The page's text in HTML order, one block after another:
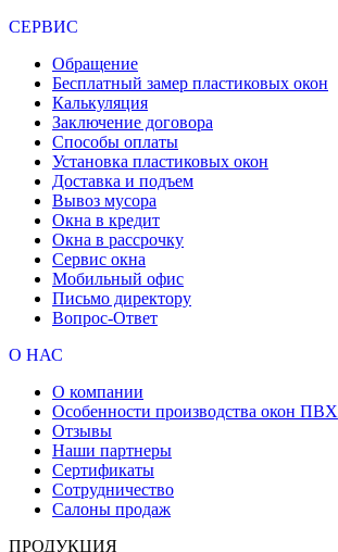
СЕРВИС
Обращение
Бесплатный замер пластиковых окон
Калькуляция
Заключение договора
Способы оплаты
Установка пластиковых окон
Доставка и подъем
Вывоз мусора
Окна в кредит
Окна в рассрочку
Сервис окна
Мобильный офис
Письмо директору
Вопрос-Ответ
О НАС
О компании
Особенности производства окон ПВХ
Отзывы
Наши партнеры
Сертификаты
Сотрудничество
Салоны продаж
ПРОДУКЦИЯ